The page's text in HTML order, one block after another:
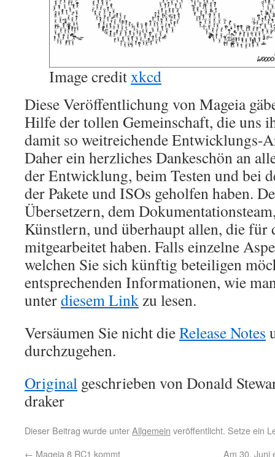
Image creditxkcd
Diese Veröffentlichung von Mageia
Hilfe der tollen Gemeinschaft, die uns
damit so weitreichende Entwicklungs-
Daher ein herzliches Dankeschön an
der Entwicklung, beim Testen und bei
der Pakete und ISOs geholfen haben.
Übersetzern, dem
Künstlern, und überhaupt allen, die für
mitgearbeitet haben. Falls einzelne
welchen Sie sich künftig beteiligen
entsprechenden Informationen, wie
unterdiesem Link zu lesen.
Versäumen Sie nicht dieRelease Notes
durchzugehen.
Original geschrieben von Donald
draker
Dieser Beitrag wurde unterAllgemein veröffentlicht. Setze ein
← Mageia 8 RC1 kommt Am 30. Juni